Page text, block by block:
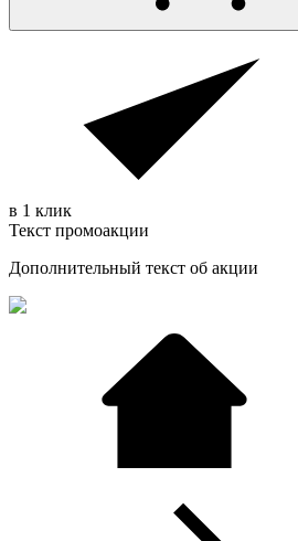
в 1 клик
Текст промоакции
Дополнительный текст об акции